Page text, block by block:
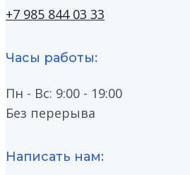
+7 985 844 03 33
Часы работы:
Пн - Вс: 9:00 - 19:00
Без перерыва
Написать нам: